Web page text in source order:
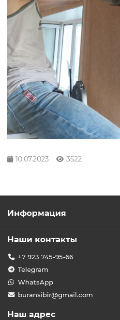
10.07.2023 3522
Информация
Наши контакты
+7 923 745-95-66
Telegram
WhatsApp
buransibir@gmail.com
Наш адрес